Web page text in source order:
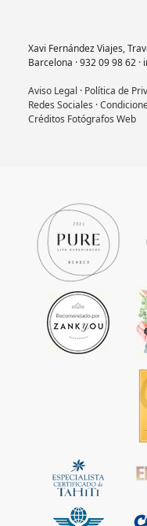
Xavi Fernández Viajes,
Barcelona · 932 09 98 62
Aviso Legal · Política de
Redes Sociales ·
Créditos Fotógrafos Web